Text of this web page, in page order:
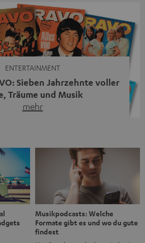
vereint hochwertige HiFi-Technik,
Funktionen und hohe Flexibilität in
– und zeigt, dass man für großen
klassische HiFi-Anlage mehr braucht.
ENTERTAINMENT
Sieben Jahrzehnte voller
Träume und Musik
mehr
Magazin Jugendliche durch Rock und
und große Fragen. Zum 70.
einen Blick zurück. Vom Filmheft zur
die BRAVO ihren Ton fand Als die […]
Musikpodcasts: Welche
Formate gibt es und wo du gute
findest